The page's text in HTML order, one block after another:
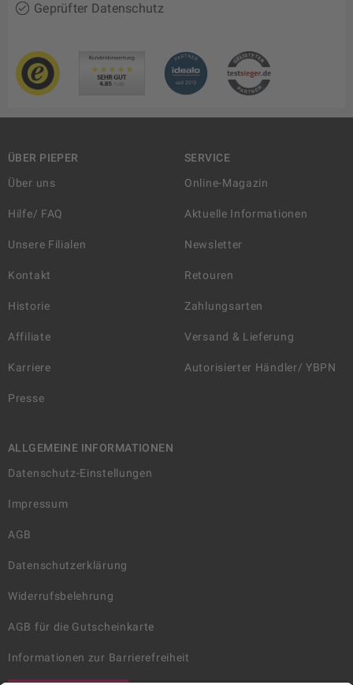
Geprüfter Datenschutz
ÜBER PIEPER
Über uns
Hilfe/ FAQ
Unsere Filialen
Kontakt
Historie
Affiliate
Karriere
Presse
SERVICE
Online-Magazin
Aktuelle Informationen
Newsletter
Retouren
Zahlungsarten
Versand & Lieferung
Autorisierter Händler/ YBPN
ALLGEMEINE INFORMATIONEN
Datenschutz-Einstellungen
Impressum
AGB
Datenschutzerklärung
Widerrufsbelehrung
AGB für die Gutscheinkarte
Informationen zur Barrierefreiheit